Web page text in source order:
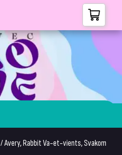
/ Avery, Rabbit Va-et-vients, Svakom